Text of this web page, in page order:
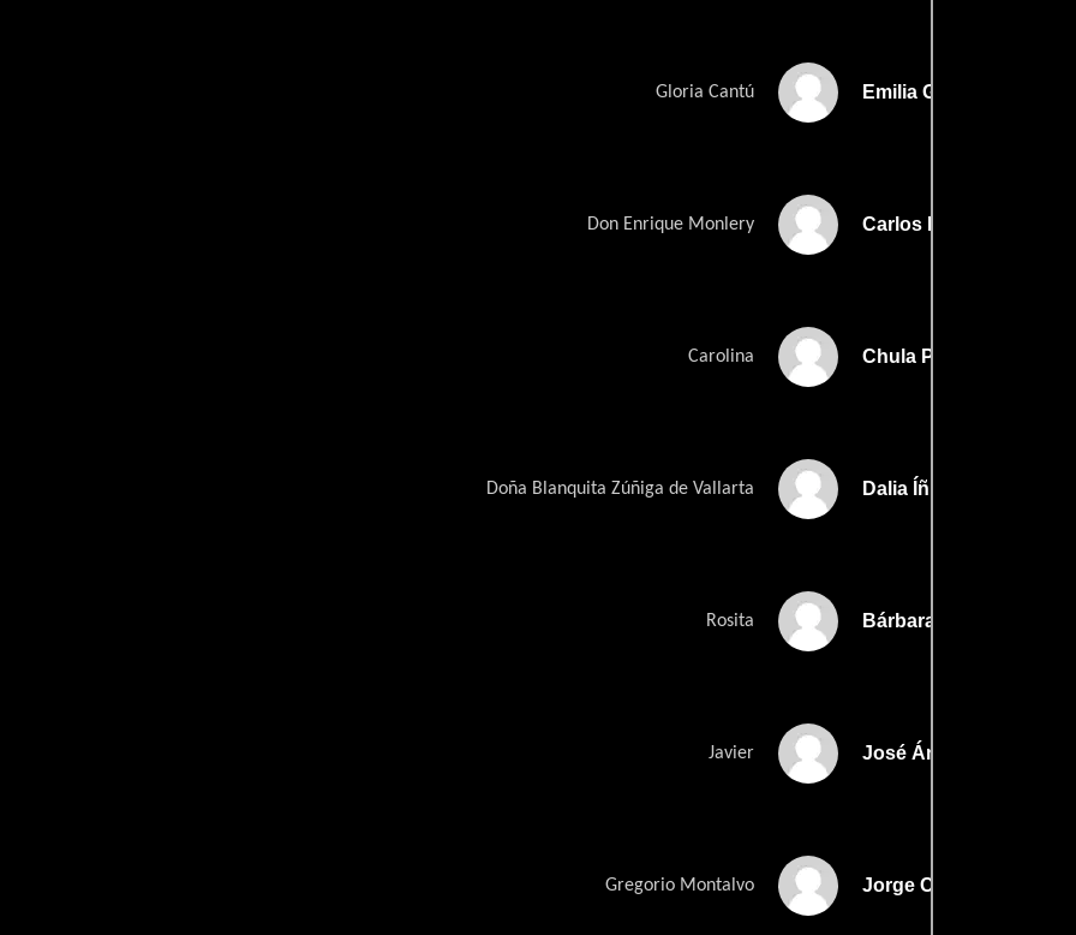
Gloria Cantú Emilia Guiú
Don Enrique Monlery Carlos López
Carolina Chula Prieto
Doña Blanquita Zúñiga de Vallarta Dalia Íñiguez
Rosita Bárbara Gil
Javier José Ángel Espinosa
Gregorio Montalvo Jorge Casanova